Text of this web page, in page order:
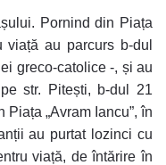
Pornind din Piața
viață au parcurs b-dul
greco-catolice -, și au
str. Pitești, b-dul 21
„Avram Iancu”, în
au purtat lozinci cu
viață, de întărire în